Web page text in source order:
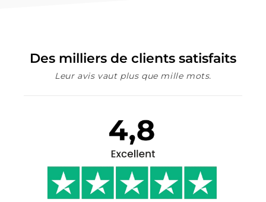
Des milliers de clients satisfaits
Leur avis vaut plus que mille mots.